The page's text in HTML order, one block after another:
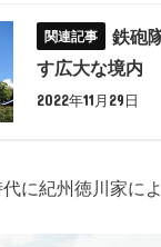
鉄砲
す広大な境内
2022年11月29日
に紀州徳川家に